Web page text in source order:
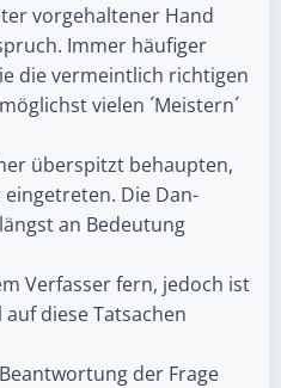
vorgehaltener Hand
Immer häufiger
die vermeintlich richtigen
vielen ´Meistern´
überspitzt behaupten,
Die Dan-
an Bedeutung
Verfasser fern, jedoch ist
diese Tatsachen
der Frage